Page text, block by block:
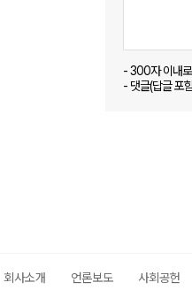
- 300자 이내
- 댓글(답글 포
회사소개 언론보도 사회공헌